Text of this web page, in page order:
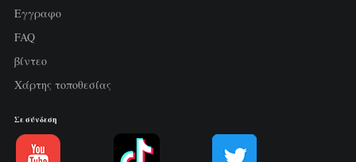
Εγγραφο
FAQ
βίντεο
Χάρτης τοποθεσίας
Σε σύνδεση